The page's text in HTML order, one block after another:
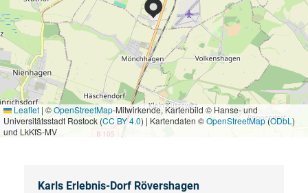
Leaflet | ©OpenStreetMap-Mitwirkende, Kartenbild © Hanse- und
Universitätsstadt Rostock (CC BY 4.0) | Kartendaten ©OpenStreetMap(ODbL )
und LkKfS-MV
Karls Erlebnis-Dorf Rövershagen